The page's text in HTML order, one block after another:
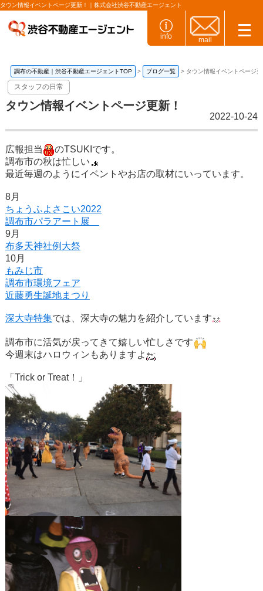
タウン情報イベントページ更新！｜株式会社渋谷不動産エージェント
info mail
調布の不動産｜渋谷不動産エージェントTOP ブログ一覧 タウン情報イベントページ
スタッフの日常
タウン情報イベントページ更新！
2022-10-24
広報担当
のTSUKIです。
調布市の秋は忙しい
最近毎週のようにイベントやお店の取材にいっています。
8月
ちょうふよさこい2022
調布市パラアート展
9月
布多天神社例大祭
10月
もみじ市
調布市環境フェア
近藤勇生誕地まつり
深大寺特集では、深大寺の魅力を紹介しています
調布市に活気が戻ってきて嬉しい忙しさです
今週末はハロウィンもありますよ
「Trick or Treat！」